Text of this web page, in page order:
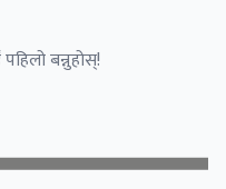
बन्नुहोस्!